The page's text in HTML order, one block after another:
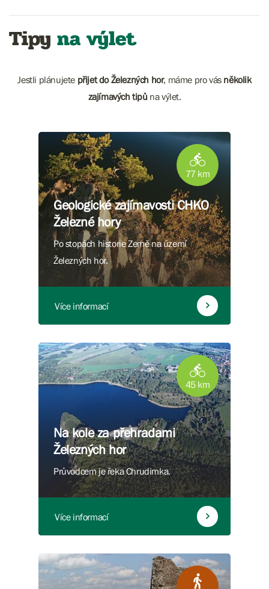
Tipy na výlet
Jestli plánujete přijet do Železných hor, máme pro vás několik
zajímavých tipů na výlet.
77 km
Geologické zajímavosti CHKO
Železné hory
Po stopách historie Země na území
Železných hor.
Více informací
45 km
Na kole za přehradami
Železných hor
Průvodcem je řeka Chrudimka.
Více informací